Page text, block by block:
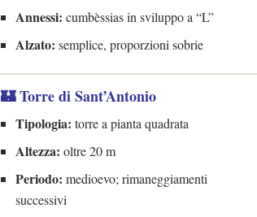
Annessi: cumbèssias in sviluppo a “L”
Alzato: semplice, proporzioni sobrie
🏰 Torre di Sant’Antonio
Tipologia: torre a pianta quadrata
Altezza: oltre 20 m
Periodo: medioevo; rimaneggiamenti
successivi